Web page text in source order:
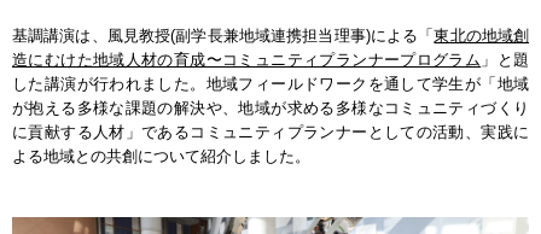
基調講演は、風見教授(副学長兼地域連携担当理事)による「東北の地域創
造にむけた地域人材の育成〜コミュニティプランナープログラム 」と題
した講演が行われました。地域フィールドワークを通して学生が「地域
が抱える多様な課題の解決や、地域が求める多様なコミュニティづくり
に貢献する人材」であるコミュニティプランナーとしての活動、実践に
よる地域との共創について紹介しました。